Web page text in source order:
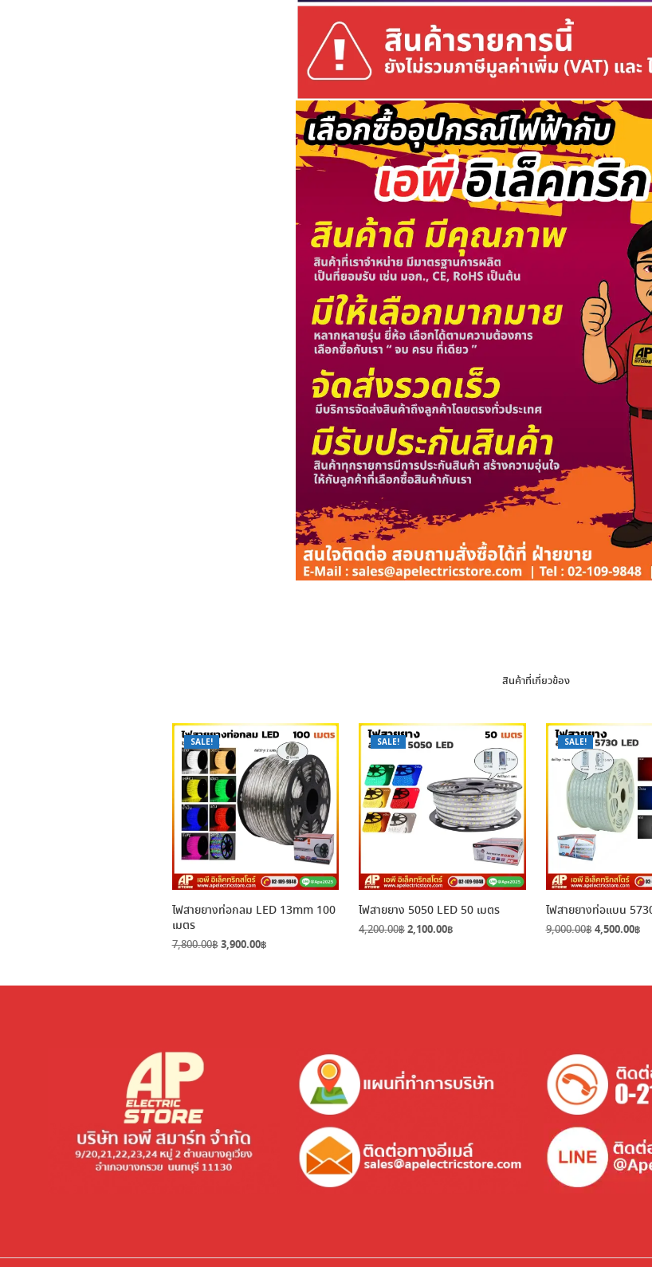
สินค้าที่เกี่ยวข้อง
SALE!
ไฟสายยางท่อกลม LED 13mm 100
เมตร
7,800.00฿Original
7,800.00฿.
3,900.00฿Current
3,900.00฿.
SALE!
ไฟสายยาง 5050 LED 50 เมตร
4,200.00฿Original
2,100.00฿
SALE!
ไฟสายยางท่อแบน
9,000.00฿Original
4,500.00฿